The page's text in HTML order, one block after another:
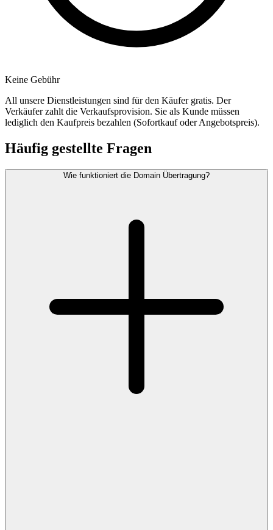
Keine Gebühr
All unsere Dienstleistungen sind für den Käufer gratis. Der
Verkäufer zahlt die Verkaufsprovision. Sie als Kunde müssen
lediglich den Kaufpreis bezahlen (Sofortkauf oder Angebotspreis).
Häufig gestellte Fragen
Wie funktioniert die Domain Übertragung?